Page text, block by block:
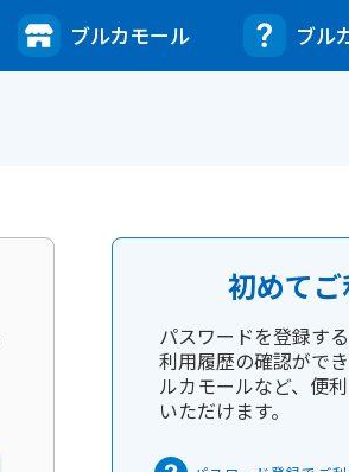
ブルカモール ブル
初めて
パスワードを登録す
利用履歴の確認がで
ルカモールなど、便
いただけます。